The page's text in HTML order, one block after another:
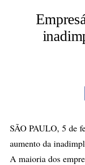
SÃO PAULO, 5 de
aumento da
A maioria dos